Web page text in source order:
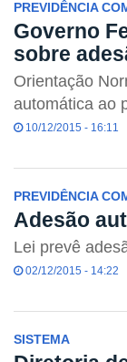
PREVIDÊNCIA
Governo
sobre
Orientação
automática ao
10/12/2015 - 16:11
PREVIDÊNCIA
Adesão
Lei prevê
02/12/2015 - 14:22
SISTEMA